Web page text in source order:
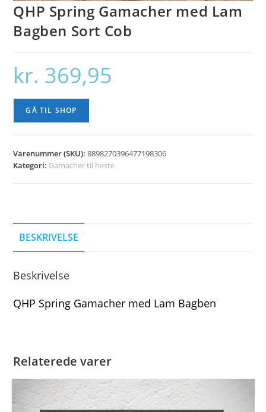
QHP Spring Gamacher med Lam
Bagben Sort Cob
kr. 369,95
GÅ TIL SHOP
Varenummer (SKU):8898270396477198306
Kategori: Gamacher til heste
BESKRIVELSE
Beskrivelse
QHP Spring Gamacher med Lam Bagben
Relaterede varer